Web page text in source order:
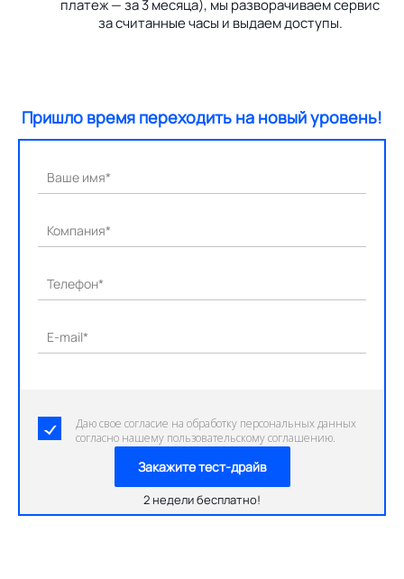
платеж — за 3 месяца), мы разворачиваем сервис
за считанные часы и выдаем доступы.
Пришло время переходить на новый уровень!
Ваше имя*
Компания*
Телефон*
E-mail*
Даю свое согласие на обработку персональных данных
согласно нашему пользовательскому соглашению.
Закажите тест-драйв
2 недели бесплатно!